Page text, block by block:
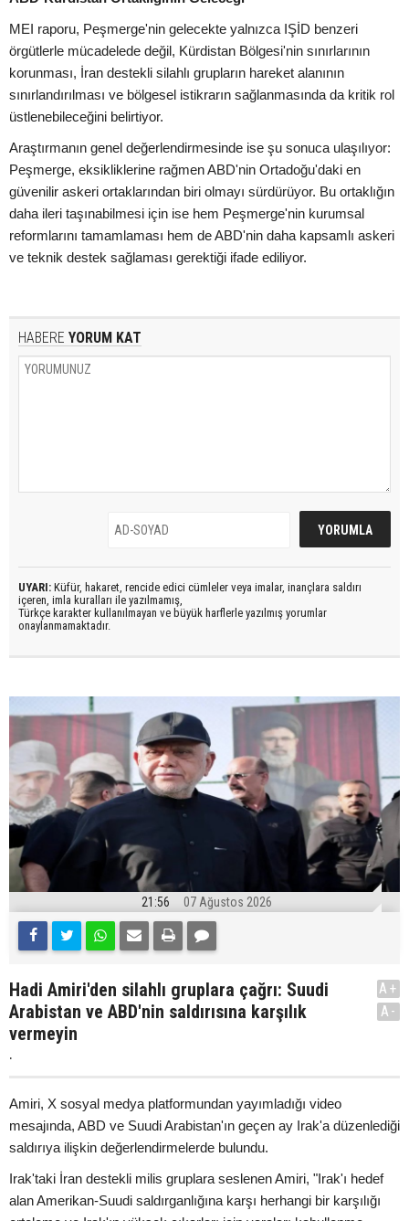
MEI raporu, Peşmerge'nin gelecekte yalnızca IŞİD benzeri
örgütlerle mücadelede değil, Kürdistan Bölgesi'nin sınırlarının
korunması, İran destekli silahlı grupların hareket alanının
sınırlandırılması ve bölgesel istikrarın sağlanmasında da kritik rol
üstlenebileceğini belirtiyor.
Araştırmanın genel değerlendirmesinde ise şu sonuca ulaşılıyor:
Peşmerge, eksikliklerine rağmen ABD'nin Ortadoğu'daki en
güvenilir askeri ortaklarından biri olmayı sürdürüyor. Bu ortaklığın
daha ileri taşınabilmesi için ise hem Peşmerge'nin kurumsal
reformlarını tamamlaması hem de ABD'nin daha kapsamlı askeri
ve teknik destek sağlaması gerektiği ifade ediliyor.
HABERE YORUM KAT
UYARI: Küfür, hakaret, rencide edici cümleler veya imalar, inançlara saldırı
içeren, imla kuralları ile yazılmamış,
Türkçe karakter kullanılmayan ve büyük harflerle yazılmış yorumlar
onaylanmamaktadır.
21:56 07 Ağustos 2026
Hadi Amiri'den silahlı gruplara çağrı: Suudi
Arabistan ve ABD'nin saldırısına karşılık
vermeyin
.
A+
A-
Amiri, X sosyal medya platformundan yayımladığı video
mesajında, ABD ve Suudi Arabistan'ın geçen ay Irak'a düzenlediği
saldırıya ilişkin değerlendirmelerde bulundu.
Irak'taki İran destekli milis gruplara seslenen Amiri, "Irak'ı hedef
alan Amerikan-Suudi saldırganlığına karşı herhangi bir karşılığı